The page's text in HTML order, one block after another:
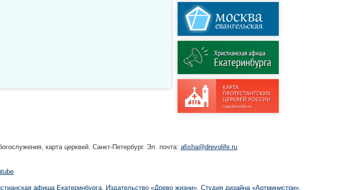
карта церквей. Санкт-Петербург. Эл. почта: afisha@drevolife.ru
афиша Екатеринбургa, Издательство «Древо жизни», Студия дизайна «Артминистри»,